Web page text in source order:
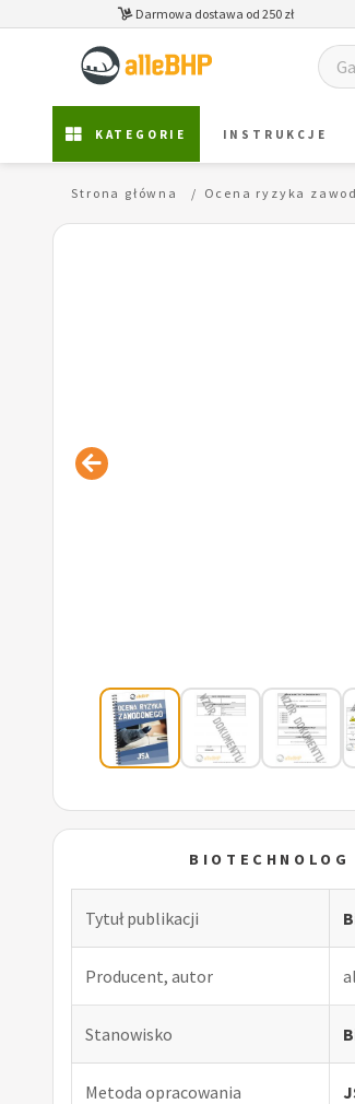
Darmowa dostawa od 250 zł
KATEGORIE INSTRUKCJE
Strona główna Ocena ryzyka
Tytuł publikacji
Producent, autor
Stanowisko
Metoda opracowania